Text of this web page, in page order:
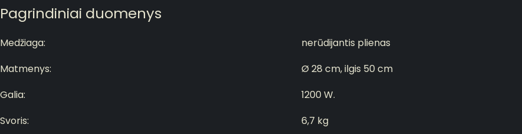
Pagrindiniai duomenys
Medžiaga:
nerūdijantis plienas
Matmenys:
Ø 28 cm, ilgis 50 cm
Galia:
1200 W.
Svoris: 6,7 kg